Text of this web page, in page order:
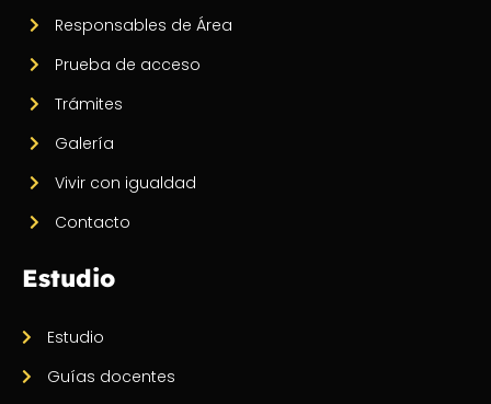
Responsables de Área
Prueba de acceso
Trámites
Galería
Vivir con igualdad
Contacto
Estudio
Estudio
Guías docentes